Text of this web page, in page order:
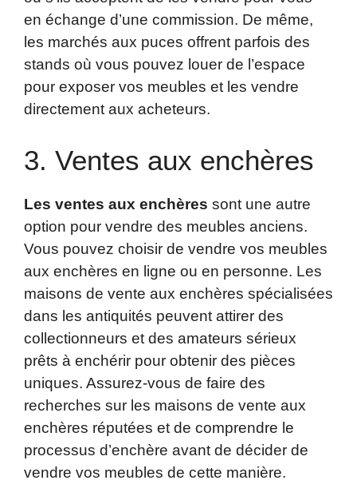
en échange d’une commission. De même,
les marchés aux puces offrent parfois des
stands où vous pouvez louer de l’espace
pour exposer vos meubles et les vendre
directement aux acheteurs.
3. Ventes aux enchères
Les ventes aux enchères sont une autre
option pour vendre des meubles anciens.
Vous pouvez choisir de vendre vos meubles
aux enchères en ligne ou en personne. Les
maisons de vente aux enchères spécialisées
dans les antiquités peuvent attirer des
collectionneurs et des amateurs sérieux
prêts à enchérir pour obtenir des pièces
uniques. Assurez-vous de faire des
recherches sur les maisons de vente aux
enchères réputées et de comprendre le
processus d’enchère avant de décider de
vendre vos meubles de cette manière.